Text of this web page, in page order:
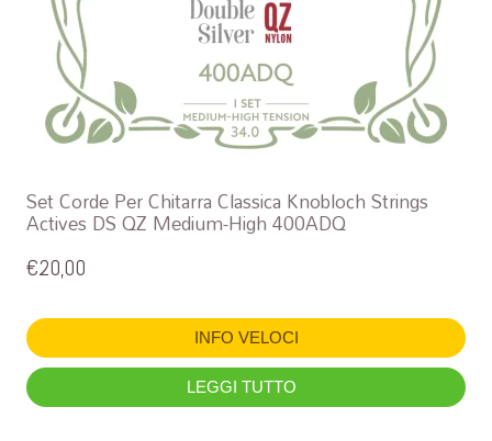
Set Corde Per Chitarra Classica Knobloch Strings
Actives DS QZ Medium-High 400ADQ
€20,00
INFO VELOCI
LEGGI TUTTO